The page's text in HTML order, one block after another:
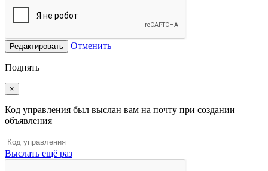
Редактировать Отменить
Поднять
×
Код управления был выслан вам на почту при создании
объявления
Выслать ещё раз